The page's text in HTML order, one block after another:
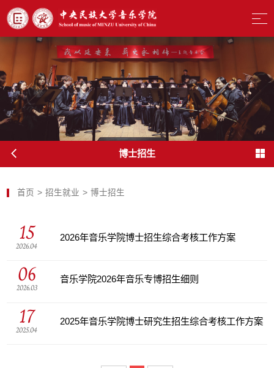
博士招生
首页 > 招生就业 > 博士招生
15
2026.04
2026年音乐学院博士招生综合考核工作方案
06
2026.03
音乐学院2026年音乐专博招生细则
17
2025.04
2025年音乐学院博士研究生招生综合考核工作方案